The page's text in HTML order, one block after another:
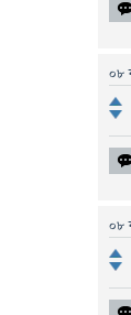
08
08